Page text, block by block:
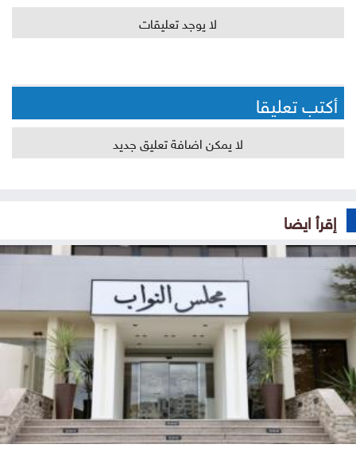
لا يوجد تعليقات
أكتب تعليقا
لا يمكن اضافة تعليق جديد
إقرأ ايضا